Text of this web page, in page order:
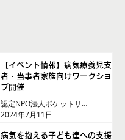
【イベント情報】病気療養児支援
者・当事者家族向けワークショッ
プ開催
認定NPO法人ポケットサポート
2024年7月11日
病気を抱える子ども達への支援の